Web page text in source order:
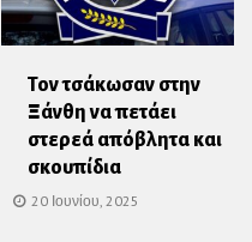
Τον τσάκωσαν στην
Ξάνθη να πετάει
στερεά απόβλητα και
σκουπίδια
20 Ιουνίου, 2025